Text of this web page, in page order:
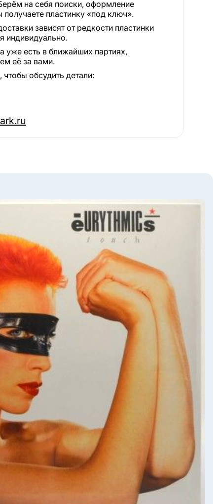
на себя поиски, оформление
пластинку «под ключ».
зависят от редкости пластинки
индивидуально.
уже есть в ближайших партиях,
её за вами.
обсудить детали: